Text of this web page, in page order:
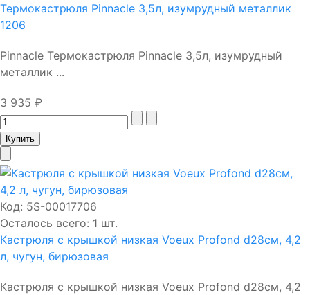
Термокастрюля Pinnacle 3,5л, изумрудный металлик
1206
Pinnacle Термокастрюля Pinnacle 3,5л, изумрудный
металлик ...
3 935 ₽
Код: 5S-00017706
Осталось всего: 1 шт.
Кастрюля с крышкой низкая Voeux Profond d28см, 4,2
л, чугун, бирюзовая
Кастрюля с крышкой низкая Voeux Profond d28см, 4,2